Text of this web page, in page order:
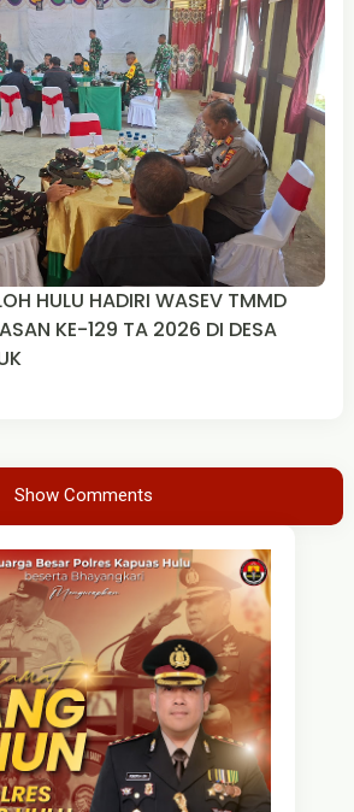
HULU HADIRI WASEV TMMD
KE-129 TA 2026 DI DESA
Show Comments